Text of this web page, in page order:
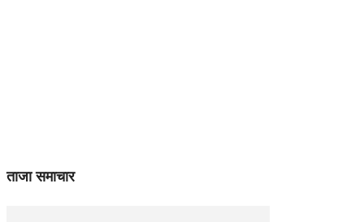
ताजा समाचार